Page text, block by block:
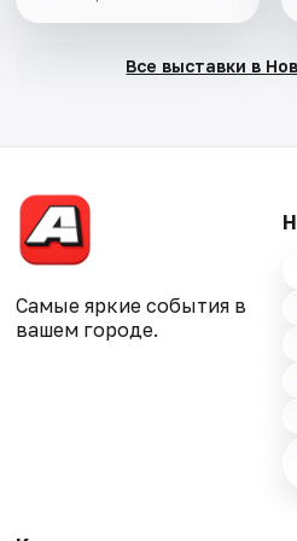
Все выставки в
Самые яркие события в
вашем городе.